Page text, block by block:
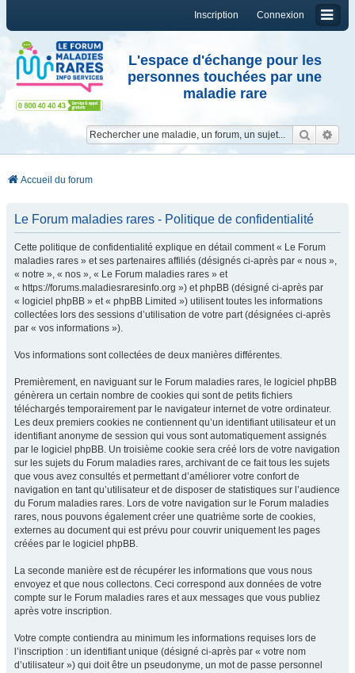
Connexion
Inscription
L'espace d'échange pour les
personnes touchées par une
maladie rare
Accueil du forum
Le Forum maladies rares - Politique de confidentialité
Cette politique de confidentialité explique en détail comment « Le Forum
maladies rares » et ses partenaires affiliés (désignés ci-après par « nous »,
« notre », « nos », « Le Forum maladies rares » et
« https://forums.maladiesraresinfo.org ») et phpBB (désigné ci-après par
« logiciel phpBB » et « phpBB Limited ») utilisent toutes les informations
collectées lors des sessions d’utilisation de votre part (désignées ci-après
par « vos informations »).
Vos informations sont collectées de deux manières différentes.
Premièrement, en naviguant sur le Forum maladies rares, le logiciel phpBB
génèrera un certain nombre de cookies qui sont de petits fichiers
téléchargés temporairement par le navigateur internet de votre ordinateur.
Les deux premiers cookies ne contiennent qu’un identifiant utilisateur et un
identifiant anonyme de session qui vous sont automatiquement assignés
par le logiciel phpBB. Un troisième cookie sera créé lors de votre navigation
sur les sujets du Forum maladies rares, archivant de ce fait tous les sujets
que vous avez consultés et permettant d’améliorer votre confort de
navigation en tant qu’utilisateur et de disposer de statistiques sur l’audience
du Forum maladies rares. Lors de votre navigation sur le Forum maladies
rares, nous pouvons également créer une quatrième sorte de cookies,
externes au document qui est prévu pour couvrir uniquement les pages
créées par le logiciel phpBB.
La seconde manière est de récupérer les informations que vous nous
envoyez et que nous collectons. Ceci correspond aux données de votre
compte sur le Forum maladies rares et aux messages que vous publiez
après votre inscription.
Votre compte contiendra au minimum les informations requises lors de
l’inscription : un identifiant unique (désigné ci-après par « votre nom
d’utilisateur ») qui doit être un pseudonyme, un mot de passe personnel